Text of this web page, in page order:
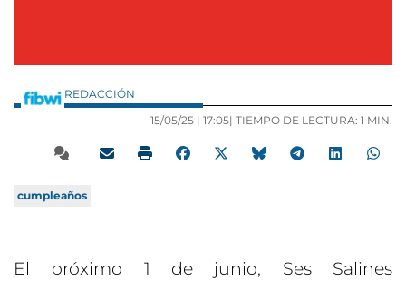
REDACCIÓN
15/05/25 | 17:05| TIEMPO DE LECTURA: 1 MIN.
cumpleaños
El próximo 1 de junio, Ses Salines